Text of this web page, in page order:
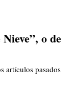
o de
artículos pasados